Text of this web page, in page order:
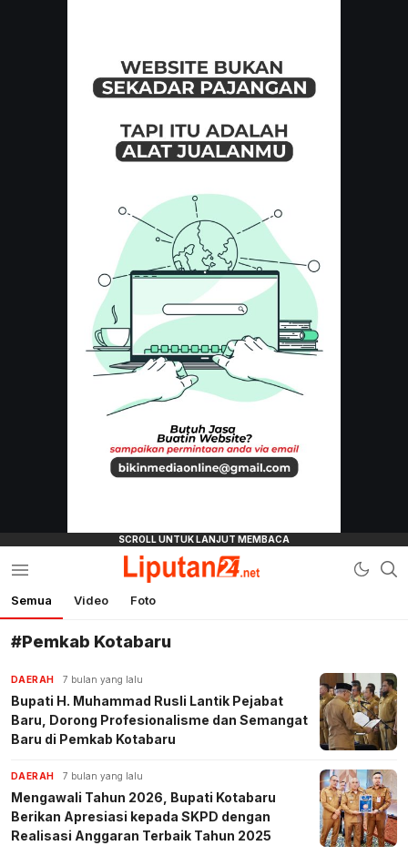
liputan24.net
Semua Video Foto
#Pemkab Kotabaru
DAERAH 7 bulan yang lalu
Bupati H. Muhammad Rusli Lantik Pejabat
Baru, Dorong Profesionalisme dan Semangat
Baru di Pemkab Kotabaru
DAERAH 7 bulan yang lalu
Mengawali Tahun 2026, Bupati Kotabaru
Berikan Apresiasi kepada SKPD dengan
Realisasi Anggaran Terbaik Tahun 2025